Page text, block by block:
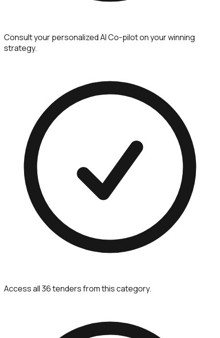
Consult your personalized AI Co-pilot on your winning
strategy.
Access all 36 tenders from this category.